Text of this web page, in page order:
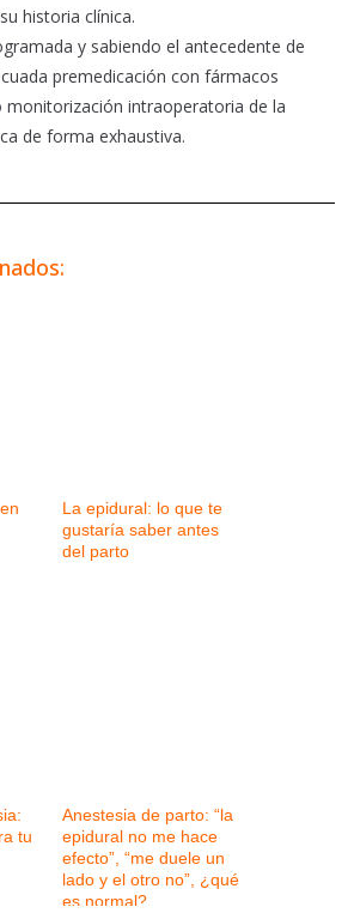
historia clínica.
y sabiendo el antecedente de
premedicación con fármacos
monitorización intraoperatoria de la
de forma exhaustiva.
La epidural: lo que te
gustaría saber antes
del parto
tu
Anestesia de parto: “la
epidural no me hace
efecto”, “me duele un
lado y el otro no”, ¿qué
es normal?